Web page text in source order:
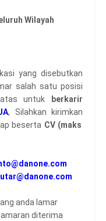
Wilayah
yang disebutkan
salah satu posisi
untuk
berkarir
, Silahkan kirimkan
beserta CV (maks
anda lamar
diterima